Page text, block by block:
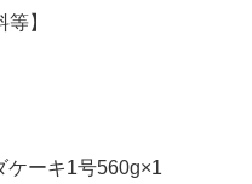
】
ケーキ1号560g×1